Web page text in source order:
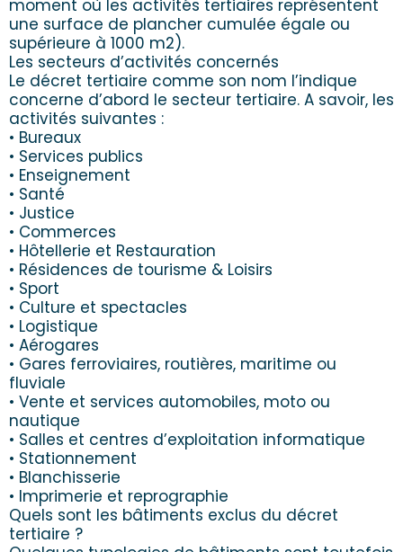
moment où les activités tertiaires représentent
une surface de plancher cumulée égale ou
supérieure à 1000 m2).
Les secteurs d’activités concernés
Le décret tertiaire comme son nom l’indique
concerne d’abord le secteur tertiaire. A savoir, les
activités suivantes :
• Bureaux
• Services publics
• Enseignement
• Santé
• Justice
• Commerces
• Hôtellerie et Restauration
• Résidences de tourisme & Loisirs
• Sport
• Culture et spectacles
• Logistique
• Aérogares
• Gares ferroviaires, routières, maritime ou
fluviale
• Vente et services automobiles, moto ou
nautique
• Salles et centres d’exploitation informatique
• Stationnement
• Blanchisserie
• Imprimerie et reprographie
Quels sont les bâtiments exclus du décret
tertiaire ?